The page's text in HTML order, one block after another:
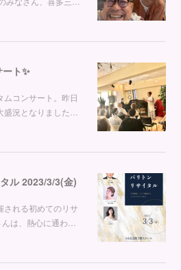
ト✨
コンサート。昨日
況となりました…
ル 2023/3/3(金)
される初めてのリサ
は、熱心に通わ…